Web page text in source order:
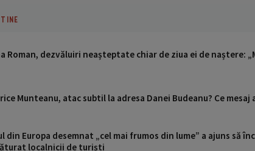
Roman, dezvăluiri neașteptate chiar de ziua ei de naștere:
Munteanu, atac subtil la adresa Danei Budeanu? Ce
din Europa desemnat „cel mai frumos din lume” a ajuns să
localnicii de turiști